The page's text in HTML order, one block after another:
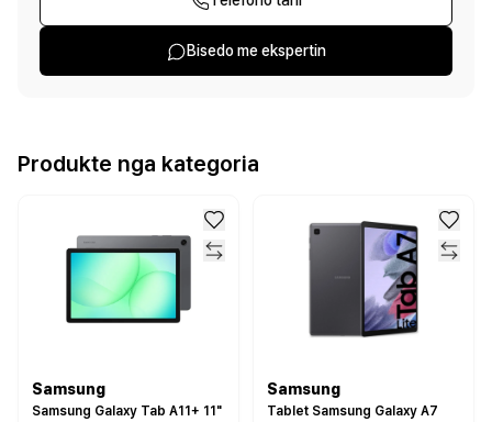
Bisedo me ekspertin
Produkte nga kategoria
Samsung
Samsung Galaxy Tab A11+ 11"
Samsung
Tablet Samsung Galaxy A7